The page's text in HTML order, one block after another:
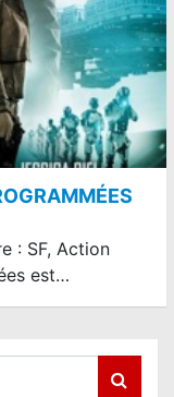
: SF, Action
est…